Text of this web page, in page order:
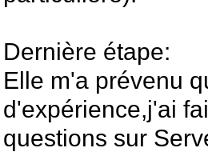
Dernière étape:
Elle m'a prévenu
d'expérience,j'ai
questions sur